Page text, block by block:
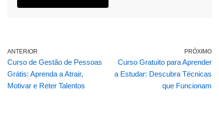
ANTERIOR
Curso de Gestão de Pessoas
Grátis: Aprenda a Atrair,
Motivar e Reter Talentos
PRÓXIMO
Curso Gratuito para Aprender
a Estudar: Descubra Técnicas
que Funcionam